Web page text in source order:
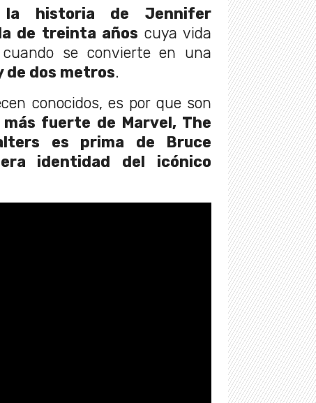
la historia de Jennifer
de treinta años cuya vida
se convierte en una
de dos metros.
conocidos, es por que son
más fuerte de Marvel, The
es prima de Bruce
identidad del icónico